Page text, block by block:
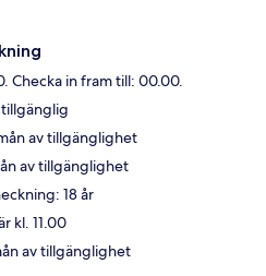
Checka in fram till: 00.00.
av tillgänglighet
av tillgänglighet
18 år
kl. 11.00
av tillgänglighet